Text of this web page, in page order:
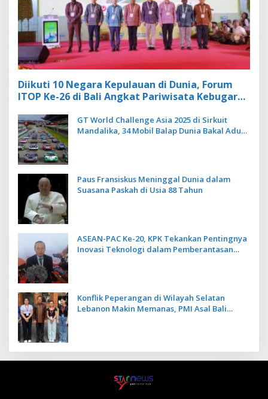
Diikuti 10 Negara Kepulauan di Dunia, Forum
ITOP Ke-26 di Bali Angkat Pariwisata Kebugaran
GT World Challenge Asia 2025 di Sirkuit
Mandalika, 34 Mobil Balap Dunia Bakal Adu
Paus Fransiskus Meninggal Dunia dalam
Suasana Paskah di Usia 88 Tahun
ASEAN-PAC Ke-20, KPK Tekankan Pentingnya
Inovasi Teknologi dalam Pemberantasan
Konflik Peperangan di Wilayah Selatan
Lebanon Makin Memanas, PMI Asal Bali